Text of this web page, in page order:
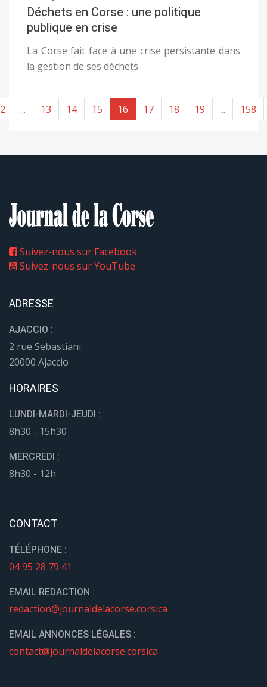
Déchets en Corse : une politique
publique en crise
La Corse fait face à une crise persistante dans
la gestion de ses déchets.
2 ... 13 14 15 16 17 18 19 ... 158
Suivez-nous sur Facebook
Suivez-nous sur YouTube
ADRESSE
AJACCIO :
2 rue Sebastiani
20000 Ajaccio
HORAIRES
LUNDI-MARDI-JEUDI :
8h30 - 15h30
MERCREDI :
8h30 - 12h
CONTACT
TÉLÉPHONE :
04 95 28 79 41
EMAIL REDACTION :
redaction@journaldelacorse.corsica
EMAIL ANNONCES LÉGALES :
contact@journaldelacorse.corsica